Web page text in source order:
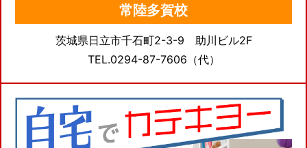
常陸多賀校
茨城県日立市千石町2-3-9 助川ビル2F
TEL.0294-87-7606（代）